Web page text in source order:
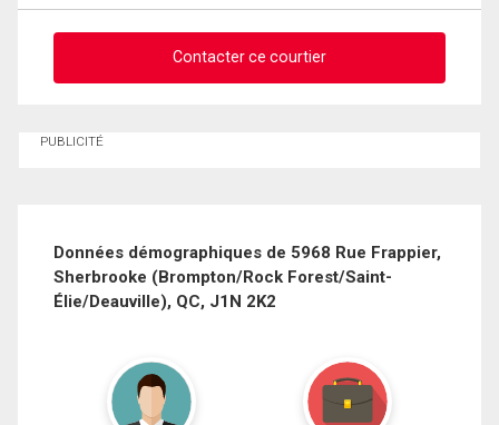
Message
d'utilisation et vous nous fournissez l'autorisation écrite de communiquer avec
Contacter ce courtier
Demander des infos sur cette inscription
Téléphone
PUBLICITÉ
Données démographiques de 5968 Rue Frappier,
Sherbrooke (Brompton/Rock Forest/Saint-
Élie/Deauville), QC, J1N 2K2